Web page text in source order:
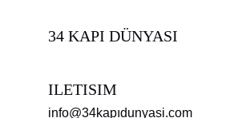
ILETISIM
info@34kapıdunyasi.com
34 KAPI DÜNYASI